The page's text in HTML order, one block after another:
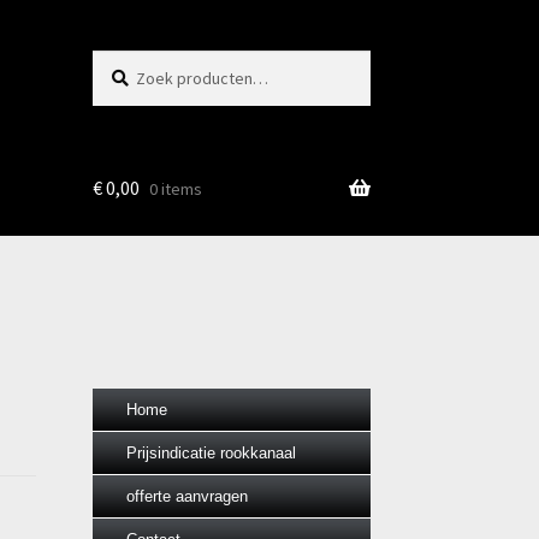
naar:
€0,00 0 items
Home
Prijsindicatie rookkanaal
offerte aanvragen